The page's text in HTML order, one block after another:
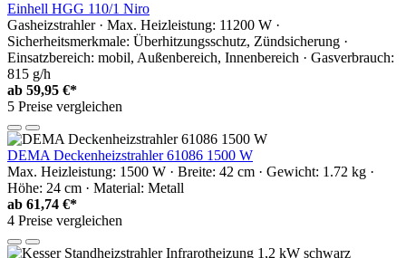
Einhell HGG 110/1 Niro
Gasheizstrahler · Max. Heizleistung: 11200 W ·
Sicherheitsmerkmale: Überhitzungsschutz, Zündsicherung ·
Einsatzbereich: mobil, Außenbereich, Innenbereich · Gasverbrauch:
815 g/h
ab 59,95 €*
5 Preise vergleichen
DEMA Deckenheizstrahler 61086 1500 W
Max. Heizleistung: 1500 W · Breite: 42 cm · Gewicht: 1.72 kg ·
Höhe: 24 cm · Material: Metall
ab 61,74 €*
4 Preise vergleichen